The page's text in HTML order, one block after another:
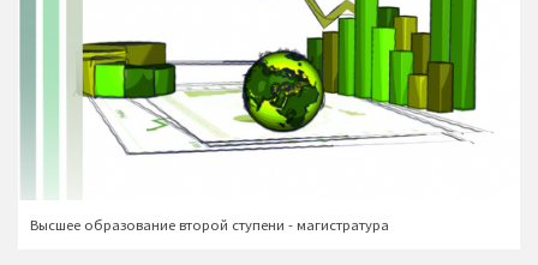
Высшее образование второй ступени - магистратура